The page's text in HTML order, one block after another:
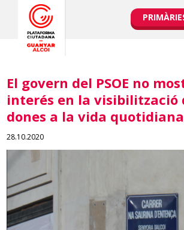
El govern del PSOE no
interés en la visibilització
dones a la vida quotidiana
28.10.2020